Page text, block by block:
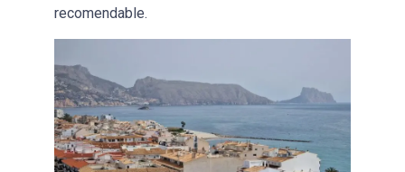
recomendable.